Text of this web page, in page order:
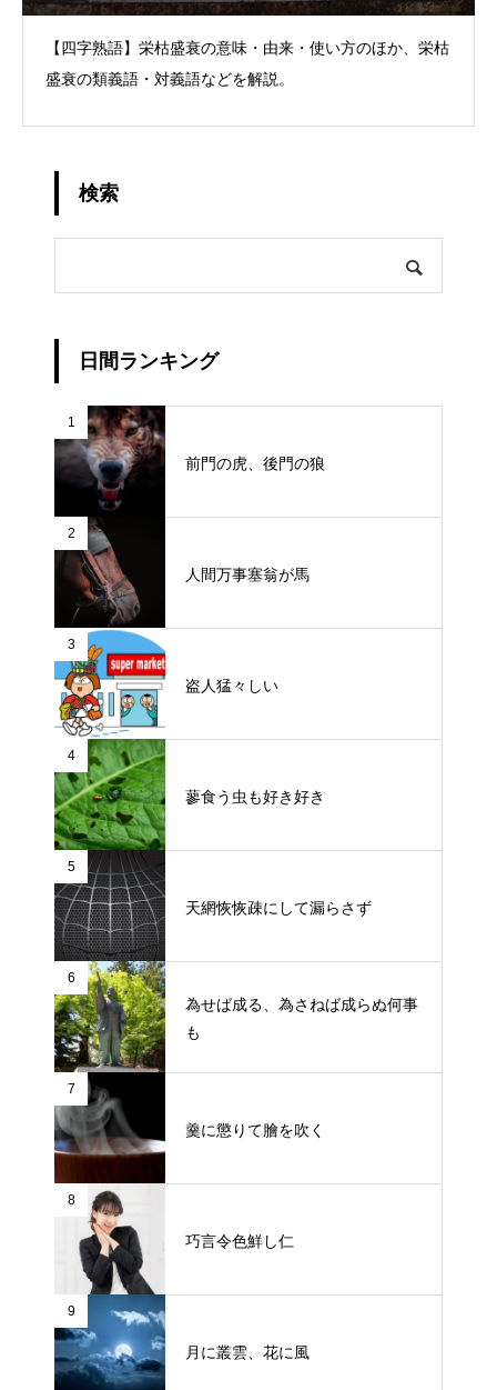
【四字熟語】栄枯盛衰の意味・由来・使い方のほか、栄枯
盛衰の類義語・対義語などを解説。
検索
日間ランキング
1
前門の虎、後門の狼
2
人間万事塞翁が馬
3
盗人猛々しい
4
蓼食う虫も好き好き
5
天網恢恢疎にして漏らさず
6
為せば成る、為さねば成らぬ何事
も
7
羹に懲りて膾を吹く
8
巧言令色鮮し仁
9
月に叢雲、花に風